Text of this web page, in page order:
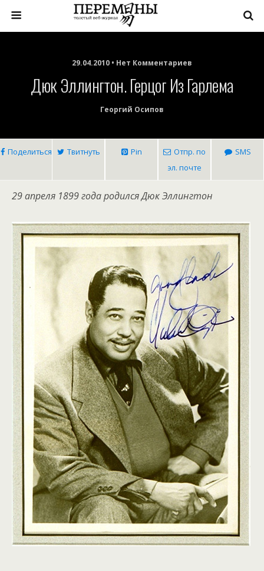
29.04.2010 • Нет Комментариев
Дюк Эллингтон. Герцог Из Гарлема
Георгий Осипов
Поделиться Твитнуть Pin
Отпр. по
эл. почте
SMS
29 апреля 1899 года родился Дюк Эллингтон